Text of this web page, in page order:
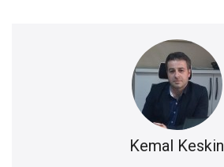
Kemal Keskin